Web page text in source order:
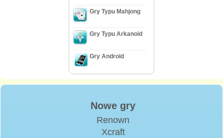
Gry Typu Mahjong
Gry Typu Arkanoid
Gry Android
Nowe gry
Renown
Xcraft